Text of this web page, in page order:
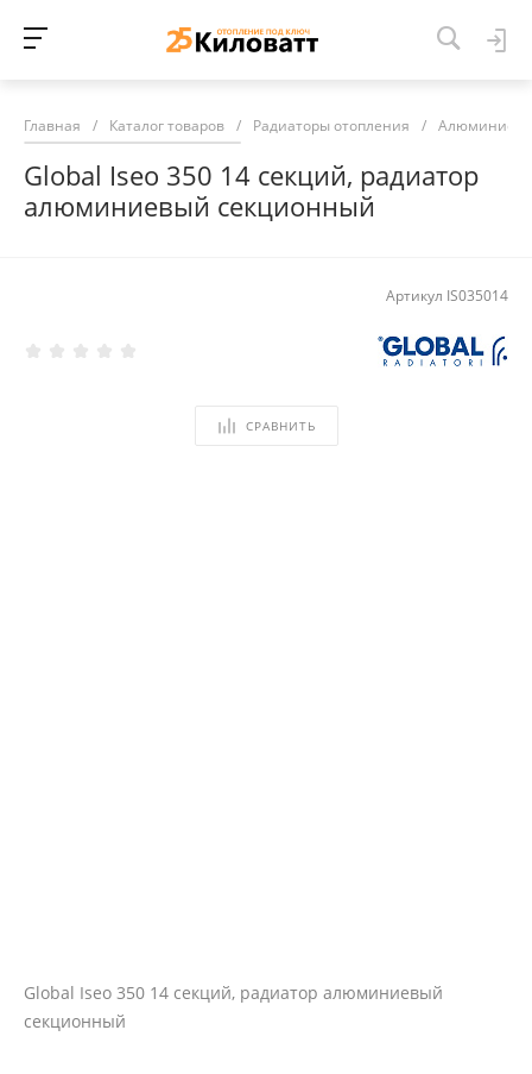
Главная / Каталог товаров / Радиаторы отопления /
Global Iseo 350 14 секций, радиатор
алюминиевый секционный
Артикул IS035014
СРАВНИТЬ
Global Iseo 350 14 секций, радиатор алюминиевый
секционный